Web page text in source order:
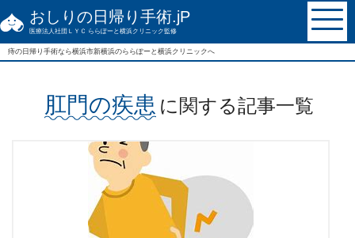
おしりの日帰り手術.jP
医療法人社団ＬＹＣ ららぽーと横浜クリニック監修
痔の日帰り手術なら横浜市新横浜のららぽーと横浜クリニックへ
肛門の疾患 に関する記事一覧